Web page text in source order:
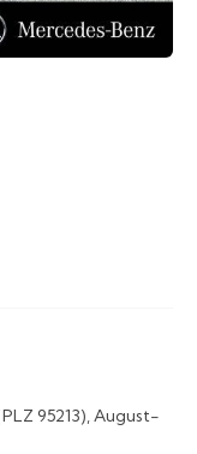
95213), August-